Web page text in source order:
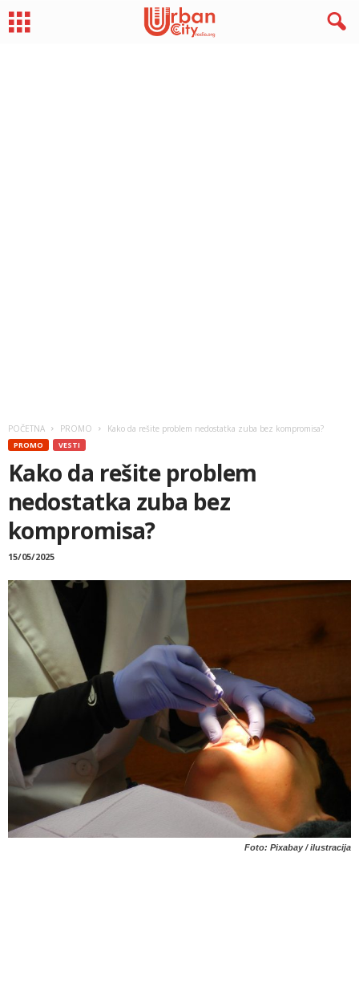
POČETNA PROMO Kako da rešite problem nedostatka zuba bez kompromisa?
PROMO VESTI
Kako da rešite problem
nedostatka zuba bez
kompromisa?
15/05/2025
Foto: Pixabay / ilustracija